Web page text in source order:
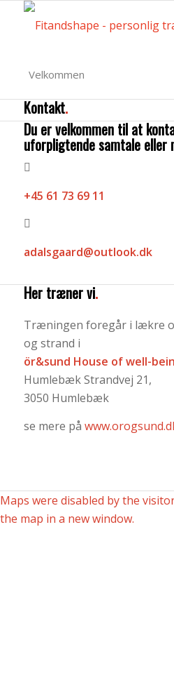
Velkommen
Personlig træning
Her træner vi
Om Annette
Min træning & kostfilosofi
Glade kunder
Kontakt.
Du er velkommen til at
uforpligtende samtale eller
+45 61 73 69 11
adalsgaard@outlook.dk
Her træner vi.
Træningen foregår i lækre
og strand i
ör&sund House of well-
Humlebæk Strandvej 21,
3050 Humlebæk
se mere på
Maps were disabled by the
the map in a new window.